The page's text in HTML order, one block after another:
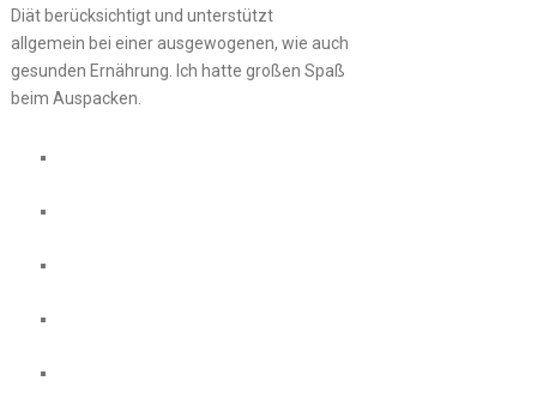
Diät berücksichtigt und unterstützt
allgemein bei einer ausgewogenen, wie auch
gesunden Ernährung. Ich hatte großen Spaß
beim Auspacken.